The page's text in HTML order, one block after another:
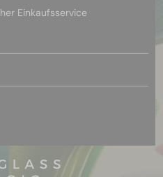
Einkaufsservice